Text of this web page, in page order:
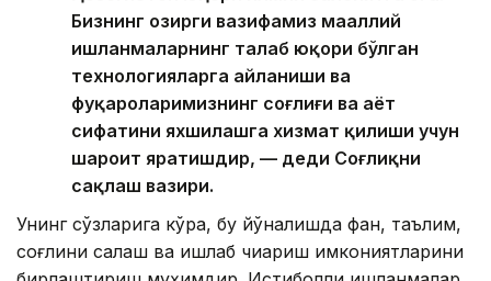
Бизнинг ҳозирги вазифамиз маҳаллий
ишланмаларнинг талаб юқори бўлган
технологияларга айланиши ва
фуқароларимизнинг соғлиғи ва ҳаёт
сифатини яхшилашга хизмат қилиши учун
шароит яратишдир, — деди Соғлиқни
сақлаш вазири.
Унинг сўзларига кўра, бу йўналишда фан, таълим,
соғлиқни сақлаш ва ишлаб чиқариш имкониятларини